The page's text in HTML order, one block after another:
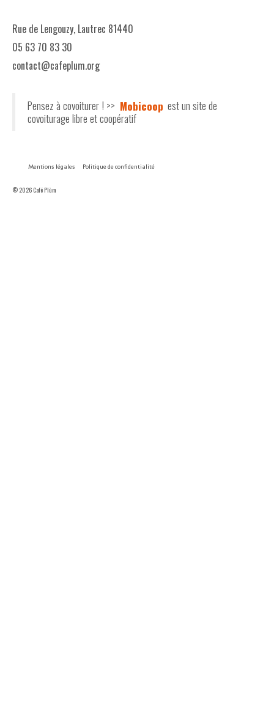
Rue de Lengouzy, Lautrec 81440
05 63 70 83 30
contact@cafeplum.org
Pensez à covoiturer ! >> Mobicoop est un site de
covoiturage libre et coopératif
Mentions légales Politique de confidentialité
© 2026 Café Plùm